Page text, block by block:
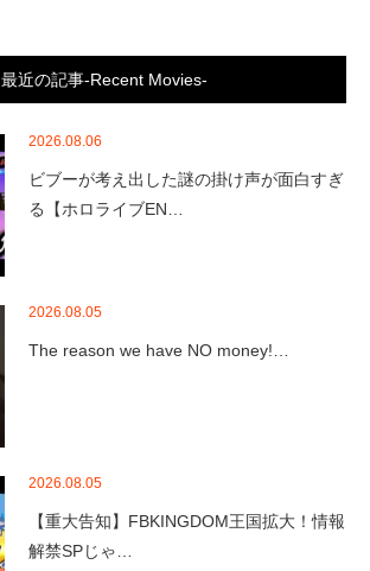
最近の記事-Recent Movies-
2026.08.06
ビブーが考え出した謎の掛け声が面白すぎ
る【ホロライブEN…
2026.08.05
The reason we have NO money!…
2026.08.05
【重大告知】FBKINGDOM王国拡大！情報
解禁SPじゃ…